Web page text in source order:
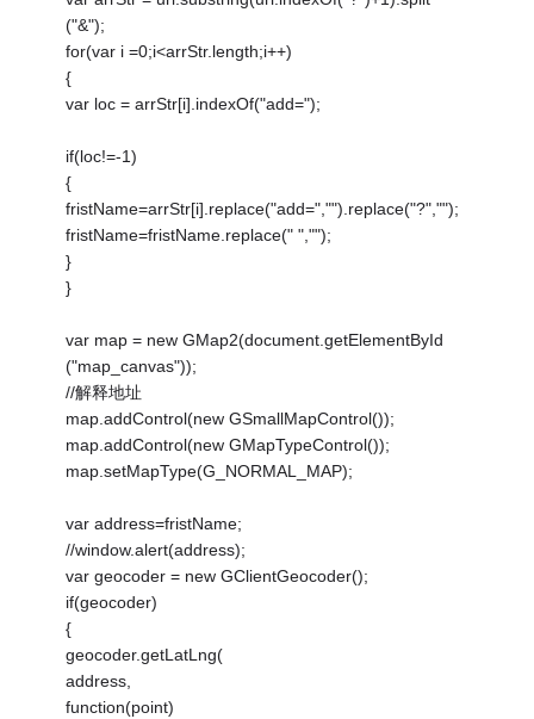
("&");
for(var i =0;i<arrStr.length;i++)
{
var loc = arrStr[i].indexOf("add=");
if(loc!=-1)
{
fristName=arrStr[i].replace("add=","").replace("?","");
fristName=fristName.replace(" ","");
}
}
var map = new GMap2(document.getElementById
("map_canvas"));
//解释地址
map.addControl(new GSmallMapControl());
map.addControl(new GMapTypeControl());
map.setMapType(G_NORMAL_MAP);
var address=fristName;
//window.alert(address);
var geocoder = new GClientGeocoder();
if(geocoder)
{
geocoder.getLatLng(
address,
function(point)